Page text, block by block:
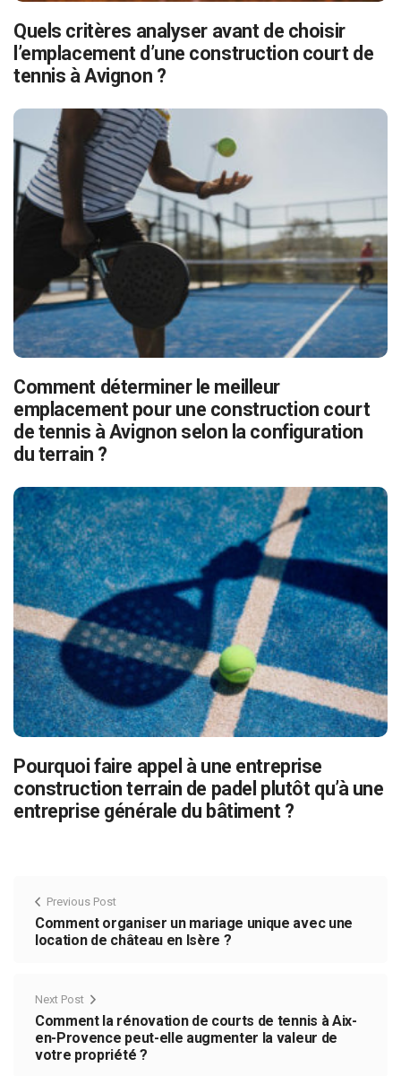
Quels critères analyser avant de choisir
l’emplacement d’une construction court de
tennis à Avignon ?
Comment déterminer le meilleur
emplacement pour une construction court
de tennis à Avignon selon la configuration
du terrain ?
Pourquoi faire appel à une entreprise
construction terrain de padel plutôt qu’à une
entreprise générale du bâtiment ?
Previous Post
Comment organiser un mariage unique avec une
location de château en Isère ?
Next Post
Comment la rénovation de courts de tennis à Aix-
en-Provence peut-elle augmenter la valeur de
votre propriété ?